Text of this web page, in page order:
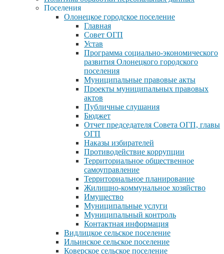
Поселения
Олонецкое городское поселение
Главная
Совет ОГП
Устав
Программа социально-экономического
развития Олонецкого городского
поселения
Муниципальные правовые акты
Проекты муниципальных правовых
актов
Публичные слушания
Бюджет
Отчет председателя Совета ОГП, главы
ОГП
Наказы избирателей
Противодействие коррупции
Территориальное общественное
самоуправление
Территориальное планирование
Жилищно-коммунальное хозяйство
Имущество
Муниципальные услуги
Муниципальный контроль
Контактная информация
Видлицкое сельское поселение
Ильинское сельское поселение
Коверское сельское поселение